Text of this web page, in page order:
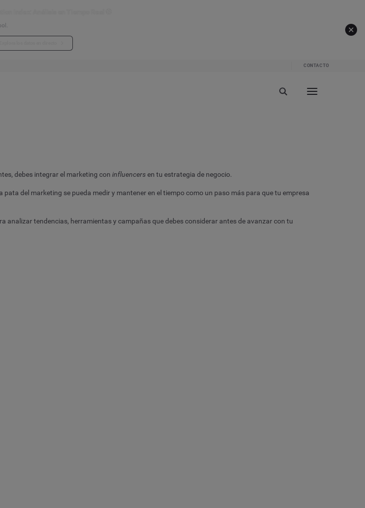
CONTACTO
debes integrar el marketing con influencersen tu estrategia de negocio.
del marketing se pueda medir y mantener en el tiempo como un paso más para que tu empresa
analizar tendencias, herramientas y campañas que debes considerar antes de avanzar con tu